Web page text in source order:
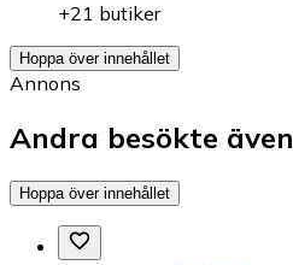
+21 butiker
Hoppa över innehållet
Annons
Andra besökte även
Hoppa över innehållet